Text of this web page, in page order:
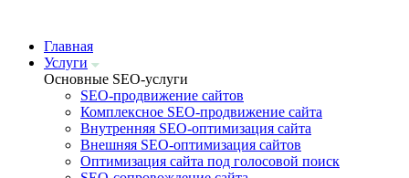
Главная
Услуги
Основные SEO-услуги
SEO-продвижение сайтов
Комплексное SEO-продвижение сайта
Внутренняя SEO-оптимизация сайта
Внешняя SEO-оптимизация сайтов
Оптимизация сайта под голосовой поиск